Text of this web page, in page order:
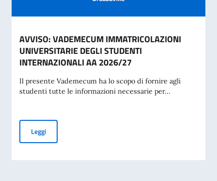
AVVISO: VADEMECUM IMMATRICOLAZIONI
UNIVERSITARIE DEGLI STUDENTI
INTERNAZIONALI AA 2026/27
Il presente Vademecum ha lo scopo di fornire agli
studenti tutte le informazioni necessarie per...
LeggiAVVISO: VADEMECUM IMMATRICOLAZIONI